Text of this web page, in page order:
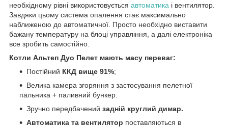
необхідному рівні використовується автоматика і вентилятор.
Завдяки цьому система опалення стає максимально
наближеною до автоматичної. Просто необхідно виставити
бажану температуру на блоці управління, а далі електроніка
все зробить самостійно.
Котли Альтеп Дуо Пелет мають масу переваг:
Постійний ККД вище 91%;
Велика камера згоряння з застосування пелетної
пальника + паливний бункер.
Зручно передбачений задній круглий димар.
Автоматика та вентилятор поставляються в